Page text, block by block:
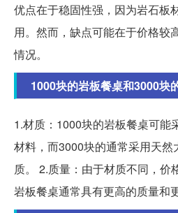
优点在于稳固性强，因为岩石板
用。然而，缺点可能在于价格较
情况。
1000块的岩板餐桌和3000块
1.材质：1000块的岩板餐桌可能
材料，而3000块的通常采用天
质。 2.质量：由于材质不同，价
岩板餐桌通常具有更高的质量和